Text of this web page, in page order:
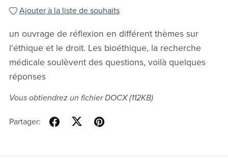
Ajouter à la liste de souhaits
un ouvrage de réflexion en différent thèmes sur
l'éthique et le droit. Les bioéthique, la recherche
médicale soulèvent des questions, voilà quelques
réponses
Vous obtiendrez un fichier DOCX(112KB)
Partager: